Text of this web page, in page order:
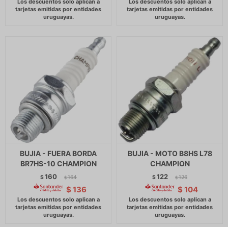
BUJIA - FUERA BORDA
BR7HS-10 CHAMPION
$160 $ 164
$ 136
BUJIA - MOTO B8HS L78
CHAMPION
$122 $ 126
$ 104